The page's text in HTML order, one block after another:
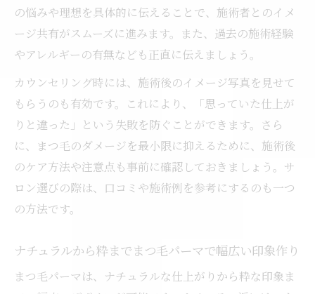
の悩みや理想を具体的に伝えることで、施術者とのイメ
ージ共有がスムーズに進みます。また、過去の施術経験
やアレルギーの有無なども正直に伝えましょう。
カウンセリング時には、施術後のイメージ写真を見せて
もらうのも有効です。これにより、「思っていた仕上が
りと違った」という失敗を防ぐことができます。さら
に、まつ毛のダメージを最小限に抑えるために、施術後
のケア方法や注意点も事前に確認しておきましょう。サ
ロン選びの際は、口コミや施術例を参考にするのも一つ
の方法です。
ナチュラルから粋までまつ毛パーマで幅広い印象作り
まつ毛パーマは、ナチュラルな仕上がりから粋な印象ま